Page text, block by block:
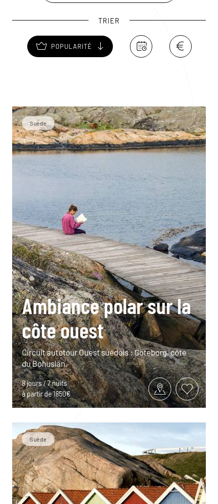
TRIER
POPULARITÉ
Suède
Ambiance polar sur la
côte ouest
Circuit autotour Ouest suédois : Göteborg, côte
du Bohuslän.
8 jours / 7 nuits
à partir de 1850€
Suède